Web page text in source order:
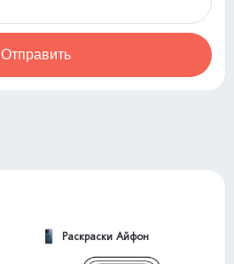
Отправить
Раскраски Айфон